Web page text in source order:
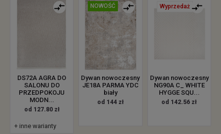
DS72A AGRA DO
SALONU DO
PRZEDPOKOJU
MODN...
od 127.80 zł
+ inne warianty
NOWOŚĆ
Dywan nowoczesny
JE18A PARMA YDC
biały
od 144 zł
Wyprzedaż
Dywan nowoczesny
NG90A C_ WHITE
HYGGE SQU...
od 142.56 zł